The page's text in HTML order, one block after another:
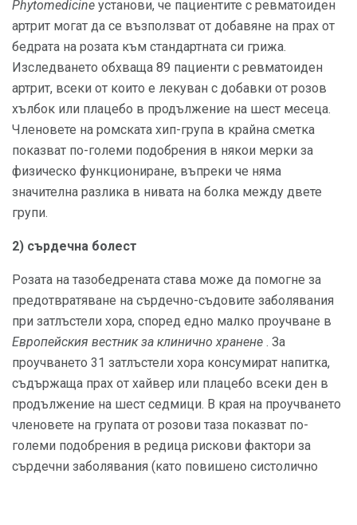
Phytomedicine установи, че пациентите с ревматоиден
артрит могат да се възползват от добавяне на прах от
бедрата на розата към стандартната си грижа.
Изследването обхваща 89 пациенти с ревматоиден
артрит, всеки от които е лекуван с добавки от розов
хълбок или плацебо в продължение на шест месеца.
Членовете на ромската хип-група в крайна сметка
показват по-големи подобрения в някои мерки за
физическо функциониране, въпреки че няма
значителна разлика в нивата на болка между двете
групи.
2) сърдечна болест
Розата на тазобедрената става може да помогне за
предотвратяване на сърдечно-съдовите заболявания
при затлъстели хора, според едно малко проучване в
Европейския вестник за клинично хранене . За
проучването 31 затлъстели хора консумират напитка,
съдържаща прах от хайвер или плацебо всеки ден в
продължение на шест седмици. В края на проучването
членовете на групата от розови таза показват по-
големи подобрения в редица рискови фактори за
сърдечни заболявания (като повишено систолично